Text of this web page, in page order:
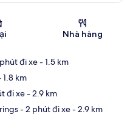
đồ
Nhà hàng
đi xe- 1.5 km
1.8 km
đi xe- 2.9 km
- 2 phút đi xe- 2.9 km